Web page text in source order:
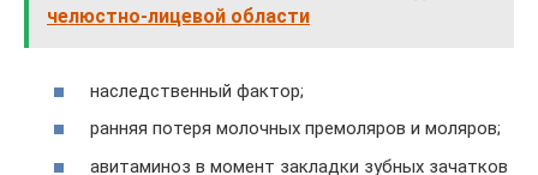
челюстно-лицевой области
наследственный фактор;
ранняя потеря молочных премоляров и моляров;
авитаминоз в момент закладки зубных зачатков